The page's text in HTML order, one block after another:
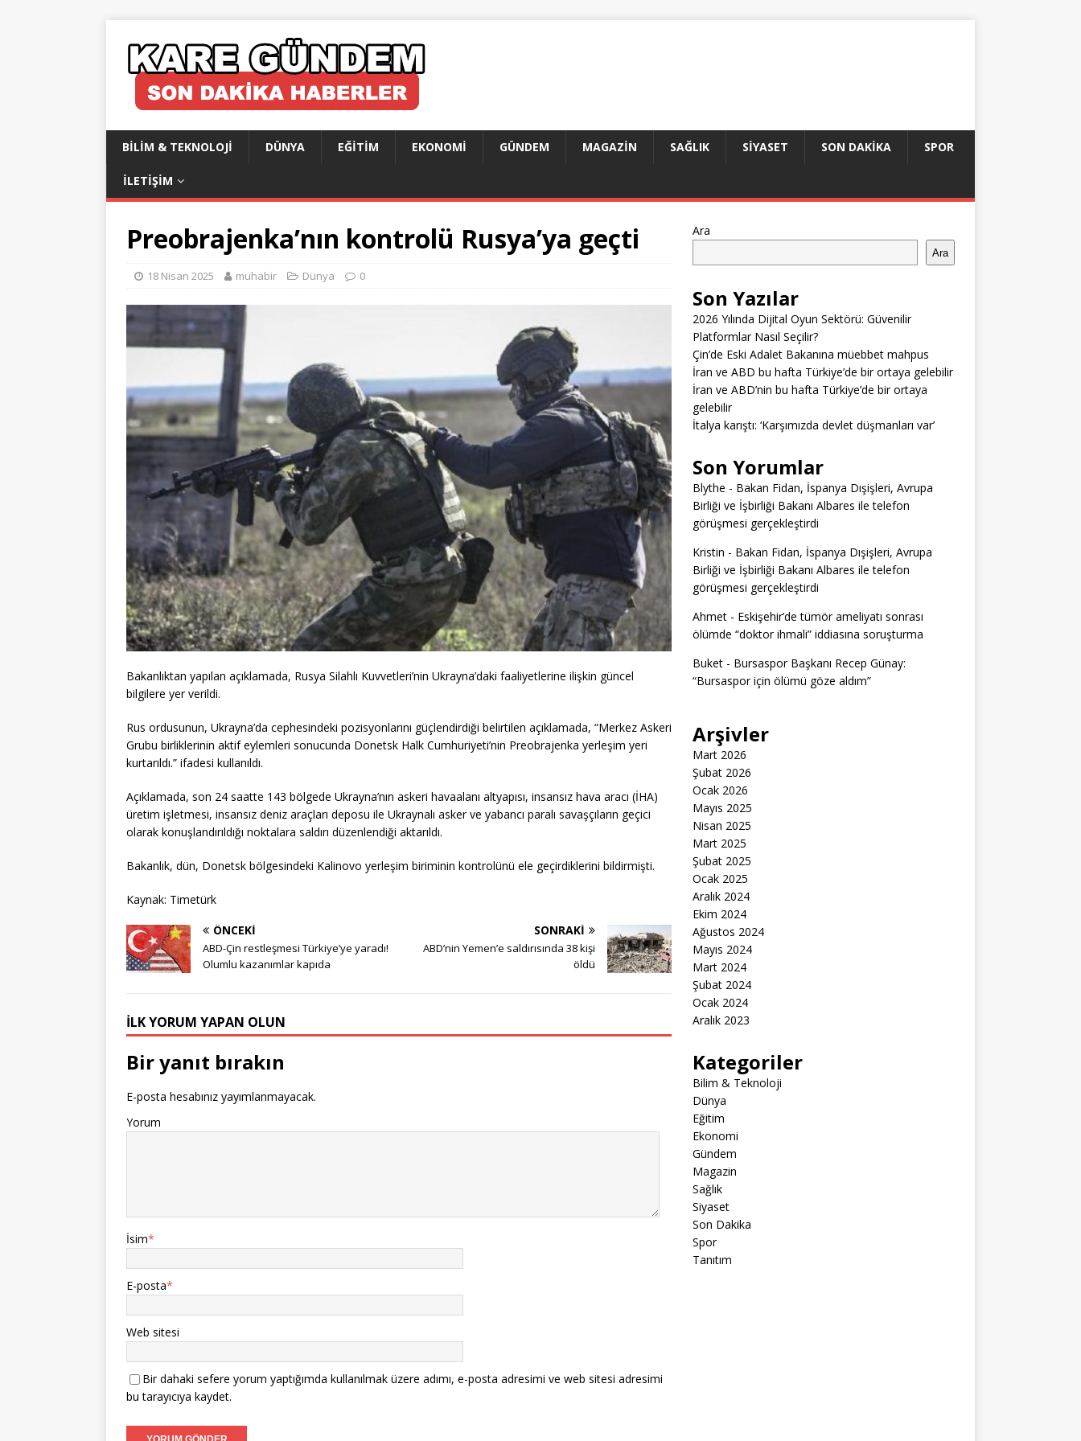
BILIM & TEKNOLOJI DÜNYA EĞITIM EKONOMI GÜNDEM MAGAZIN SAĞLIK SIYASET SON DAKIKA SPOR
İLETIŞIM
Preobrajenka’nın kontrolü Rusya’ya geçti
18 Nisan 2025 muhabir Dünya 0
Bakanlıktan yapılan açıklamada, Rusya Silahlı Kuvvetleri’nin Ukrayna’daki faaliyetlerine ilişkin güncel
bilgilere yer verildi.
Rus ordusunun, Ukrayna’da cephesindeki pozisyonlarını güçlendirdiği belirtilen açıklamada, “Merkez Askeri
Grubu birliklerinin aktif eylemleri sonucunda Donetsk Halk Cumhuriyeti’nin Preobrajenka yerleşim yeri
kurtarıldı.” ifadesi kullanıldı.
Açıklamada, son 24 saatte 143 bölgede Ukrayna’nın askeri havaalanı altyapısı, insansız hava aracı (İHA)
üretim işletmesi, insansız deniz araçları deposu ile Ukraynalı asker ve yabancı paralı savaşçıların geçici
olarak konuşlandırıldığı noktalara saldırı düzenlendiği aktarıldı.
Bakanlık, dün, Donetsk bölgesindeki Kalinovo yerleşim biriminin kontrolünü ele geçirdiklerini bildirmişti.
Kaynak: Timetürk
ÖNCEKI
ABD-Çin restleşmesi Türkiye’ye yaradı!
Olumlu kazanımlar kapıda
SONRAKI
ABD’nin Yemen’e saldırısında 38 kişi
öldü
İLK YORUM YAPAN OLUN
Bir yanıt bırakın
E-posta hesabınız yayımlanmayacak.
Yorum
İsim*
E-posta*
Web sitesi
Bir dahaki sefere yorum yaptığımda kullanılmak üzere adımı, e-posta adresimi ve web sitesi adresimi
bu tarayıcıya kaydet.
Ara
Ara
Son Yazılar
2026 Yılında Dijital Oyun Sektörü: Güvenilir
Platformlar Nasıl Seçilir?
Çin’de Eski Adalet Bakanına müebbet mahpus
İran ve ABD bu hafta Türkiye’de bir ortaya gelebilir
İran ve ABD’nin bu hafta Türkiye’de bir ortaya
gelebilir
İtalya karıştı: ‘Karşımızda devlet düşmanları var’
Son Yorumlar
Blythe - Bakan Fidan, İspanya Dışişleri, Avrupa
Birliği ve İşbirliği Bakanı Albares ile telefon
görüşmesi gerçekleştirdi
Kristin - Bakan Fidan, İspanya Dışişleri, Avrupa
Birliği ve İşbirliği Bakanı Albares ile telefon
görüşmesi gerçekleştirdi
Ahmet- Eskişehir’de tümör ameliyatı sonrası
ölümde “doktor ihmali” iddiasına soruşturma
Buket- Bursaspor Başkanı Recep Günay:
“Bursaspor için ölümü göze aldım”
Arşivler
Mart 2026
Şubat 2026
Ocak 2026
Mayıs 2025
Nisan 2025
Mart 2025
Şubat 2025
Ocak 2025
Aralık 2024
Ekim 2024
Ağustos 2024
Mayıs 2024
Mart 2024
Şubat 2024
Ocak 2024
Aralık 2023
Kategoriler
Bilim & Teknoloji
Dünya
Eğitim
Ekonomi
Gündem
Magazin
Sağlık
Siyaset
Son Dakika
Spor
Tanıtım